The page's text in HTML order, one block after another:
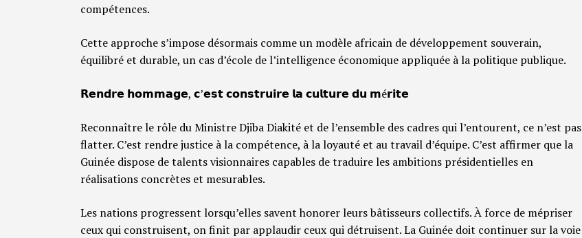
compétences.
Cette approche s’impose désormais comme un modèle africain de développement souverain,
équilibré et durable, un cas d’école de l’intelligence économique appliquée à la politique publique.
𝗥𝗲𝗻𝗱𝗿𝗲 𝗵𝗼𝗺𝗺𝗮𝗴𝗲, 𝗰’𝗲𝘀𝘁 𝗰𝗼𝗻𝘀𝘁𝗿𝘂𝗶𝗿𝗲 𝗹𝗮 𝗰𝘂𝗹𝘁𝘂𝗿𝗲 𝗱𝘂 𝗺é𝗿𝗶𝘁𝗲
Reconnaître le rôle du Ministre Djiba Diakité et de l’ensemble des cadres qui l’entourent, ce n’est pas
flatter. C’est rendre justice à la compétence, à la loyauté et au travail d’équipe. C’est affirmer que la
Guinée dispose de talents visionnaires capables de traduire les ambitions présidentielles en
réalisations concrètes et mesurables.
Les nations progressent lorsqu’elles savent honorer leurs bâtisseurs collectifs. À force de mépriser
ceux qui construisent, on finit par applaudir ceux qui détruisent. La Guinée doit continuer sur la voie